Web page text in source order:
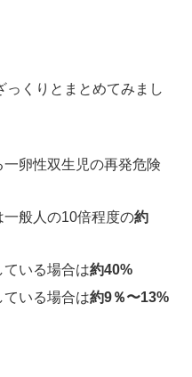
っくりとまとめてみまし
卵性双生児の再発危険
一般人の10倍程度の約
ている場合は約40%
ている場合は約9％〜13%